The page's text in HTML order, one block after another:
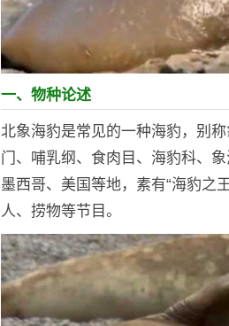
一、物种论述
北象海豹是常见的一种海豹，别
门、哺乳纲、食肉目、海豹科、
墨西哥、美国等地，素有“海豹之
人、捞物等节目。